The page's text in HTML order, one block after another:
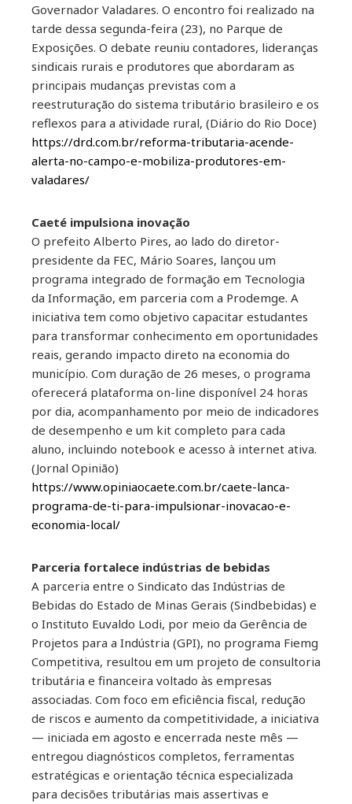
Governador Valadares. O encontro foi realizado na
tarde dessa segunda-feira (23), no Parque de
Exposições. O debate reuniu contadores, lideranças
sindicais rurais e produtores que abordaram as
principais mudanças previstas com a
reestruturação do sistema tributário brasileiro e os
reflexos para a atividade rural, (Diário do Rio Doce)
https://drd.com.br/reforma-tributaria-acende-
alerta-no-campo-e-mobiliza-produtores-em-
valadares/
Caeté impulsiona inovação
O prefeito Alberto Pires, ao lado do diretor-
presidente da FEC, Mário Soares, lançou um
programa integrado de formação em Tecnologia
da Informação, em parceria com a Prodemge. A
iniciativa tem como objetivo capacitar estudantes
para transformar conhecimento em oportunidades
reais, gerando impacto direto na economia do
município. Com duração de 26 meses, o programa
oferecerá plataforma on-line disponível 24 horas
por dia, acompanhamento por meio de indicadores
de desempenho e um kit completo para cada
aluno, incluindo notebook e acesso à internet ativa.
(Jornal Opinião)
https://www.opiniaocaete.com.br/caete-lanca-
programa-de-ti-para-impulsionar-inovacao-e-
economia-local/
Parceria fortalece indústrias de bebidas
A parceria entre o Sindicato das Indústrias de
Bebidas do Estado de Minas Gerais (Sindbebidas) e
o Instituto Euvaldo Lodi, por meio da Gerência de
Projetos para a Indústria (GPI), no programa Fiemg
Competitiva, resultou em um projeto de consultoria
tributária e financeira voltado às empresas
associadas. Com foco em eficiência fiscal, redução
de riscos e aumento da competitividade, a iniciativa
— iniciada em agosto e encerrada neste mês —
entregou diagnósticos completos, ferramentas
estratégicas e orientação técnica especializada
para decisões tributárias mais assertivas e